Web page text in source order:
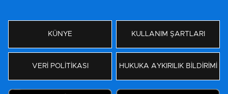
KÜNYE KULLANIM ŞARTLARI
VERİ POLİTİKASI HUKUKA AYKIRILIK BİLDİRİMİ